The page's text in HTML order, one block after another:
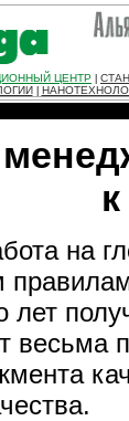
ЦЕНТР
на
лет
весьма